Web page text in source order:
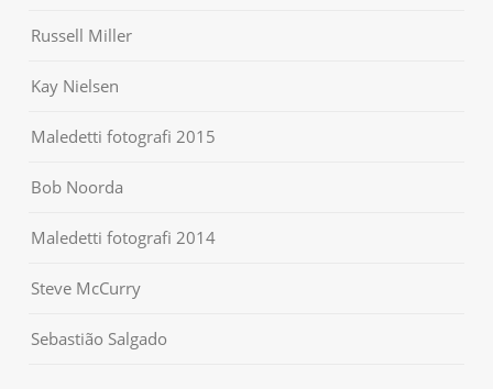
Russell Miller
Kay Nielsen
Maledetti fotografi 2015
Bob Noorda
Maledetti fotografi 2014
Steve McCurry
Sebastião Salgado